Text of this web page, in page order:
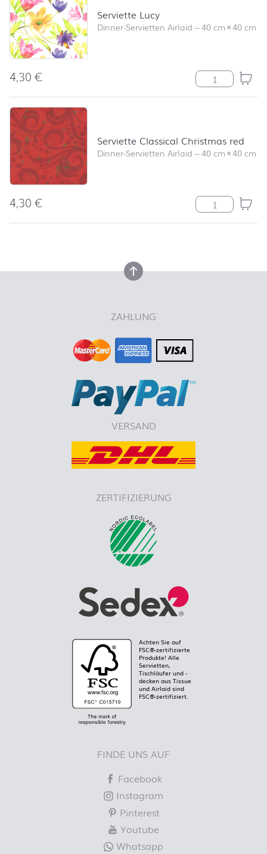
Serviette Lucy
Dinner-Servietten Airlaid –40 cm×40 cm
4,30€ Serviette Lucy
Serviette Classical Christmas red
Dinner-Servietten Airlaid –40 cm×40 cm
4,30€ Serviette
nach oben
ZAHLUNG
VERSAND
ZERTIFIZIERUNG
Achten Sie auf
FSC®-zertifizierte
Produkte! Alle
Servietten,
Tischläufer und -
decken aus Tissue
und Airlaid sind
FSC®-zertifiziert.
FINDE UNS AUF
Facebook
Instagram
Pinterest
Youtube
Whatsapp